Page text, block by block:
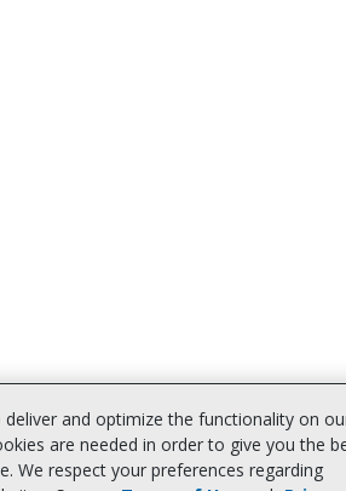
and optimize the functionality on
are needed in order to give you the
We respect your preferences regarding